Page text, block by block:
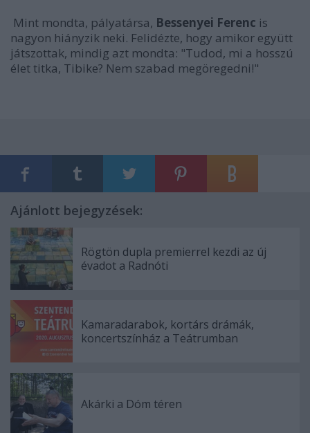
Mint mondta, pályatársa, Bessenyei Ferenc is
nagyon hiányzik neki. Felidézte, hogy amikor együtt
játszottak, mindig azt mondta: "Tudod, mi a hosszú
élet titka, Tibike? Nem szabad megöregedni!"
Ajánlott bejegyzések:
Rögtön dupla premierrel kezdi az új
évadot a Radnóti
Kamaradarabok, kortárs drámák,
koncertszínház a Teátrumban
Akárki a Dóm téren